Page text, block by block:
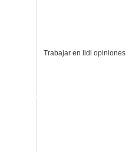
Trabajar en lidl opiniones